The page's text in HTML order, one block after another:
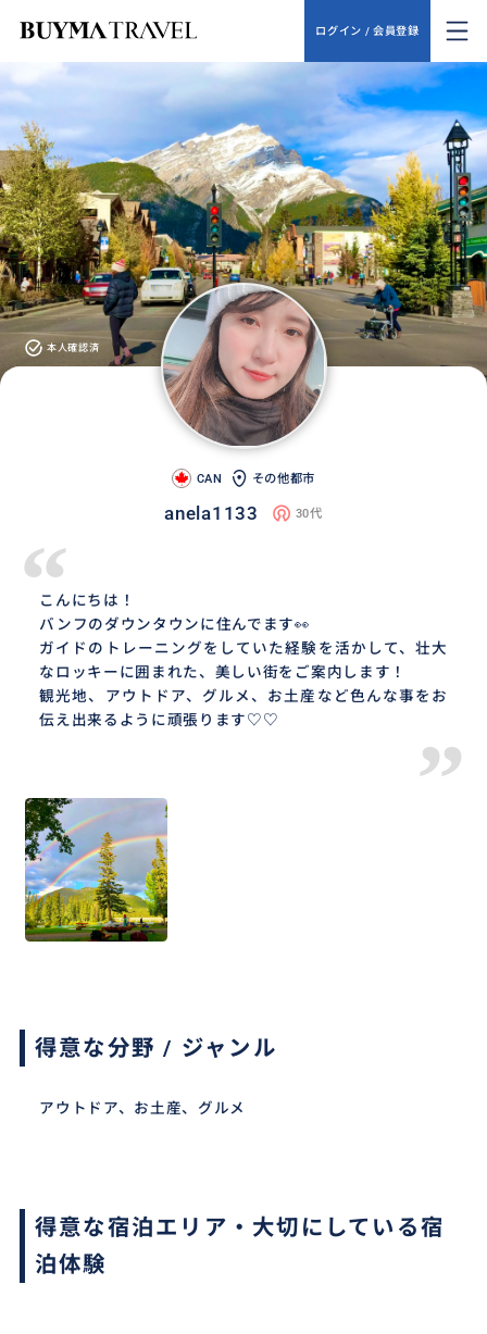
ログイン / 会員登録
本人確認済
CAN その他都市
anela1133 30代
“
こんにちは！
バンフのダウンタウンに住んでます👀
ガイドのトレーニングをしていた経験を活かして、壮大
なロッキーに囲まれた、美しい街をご案内します！
観光地、アウトドア、グルメ、お土産など色んな事をお
伝え出来るように頑張ります♡♡
”
得意な分野 / ジャンル
アウトドア、お土産、グルメ
得意な宿泊エリア・大切にしている宿
泊体験